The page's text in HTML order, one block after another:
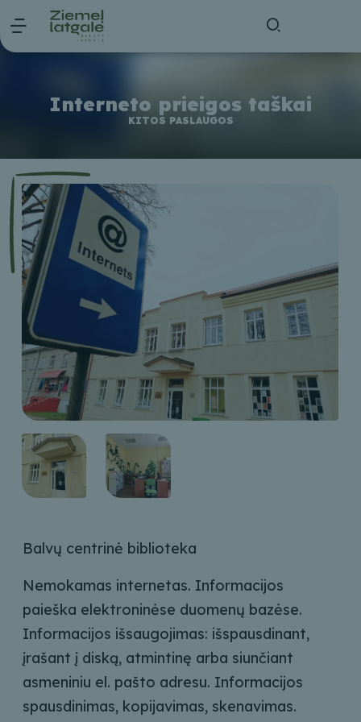
Interneto prieigos taškai
KITOS PASLAUGOS
Balvų centrinė biblioteka
Nemokamas internetas. Informacijos
paieška elektroninėse duomenų bazėse.
Informacijos išsaugojimas: išspausdinant,
įrašant į diską, atmintinę arba siunčiant
asmeniniu el. pašto adresu. Informacijos
spausdinimas, kopijavimas, skenavimas.